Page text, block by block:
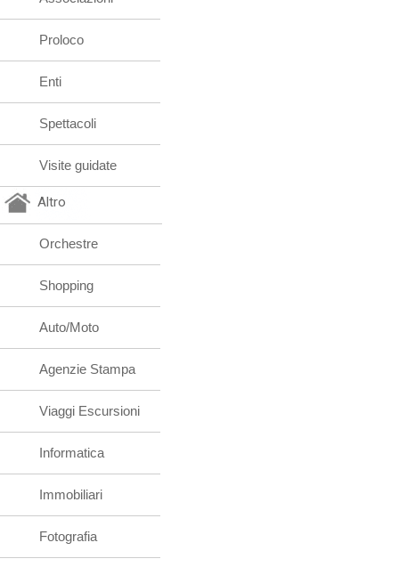
Proloco
Enti
Spettacoli
Visite guidate
Altro
Orchestre
Shopping
Auto/Moto
Agenzie Stampa
Viaggi Escursioni
Informatica
Immobiliari
Fotografia